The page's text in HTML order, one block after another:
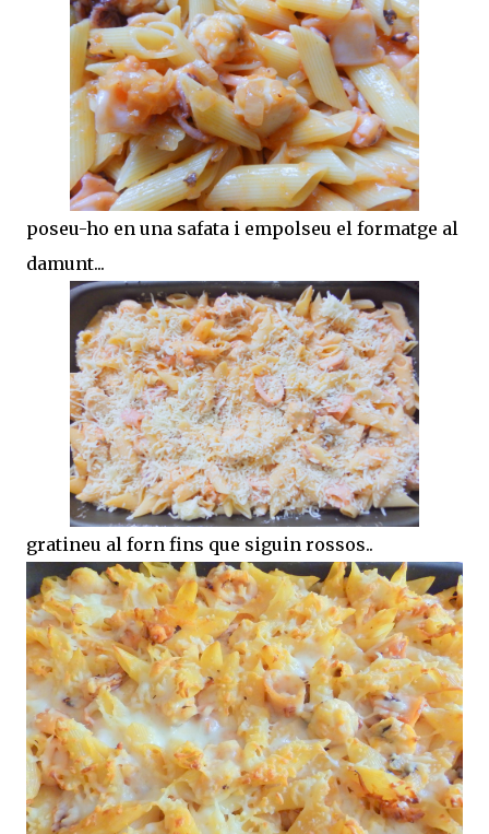
poseu-ho en una safata i empolseu el formatge al
damunt...
gratineu al forn fins que siguin rossos..